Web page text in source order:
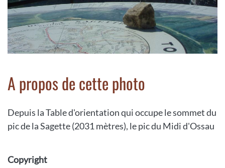
A propos de cette photo
Depuis la Table d'orientation qui occupe le sommet du
pic de la Sagette (2031 mètres), le pic du Midi d'Ossau
Copyright